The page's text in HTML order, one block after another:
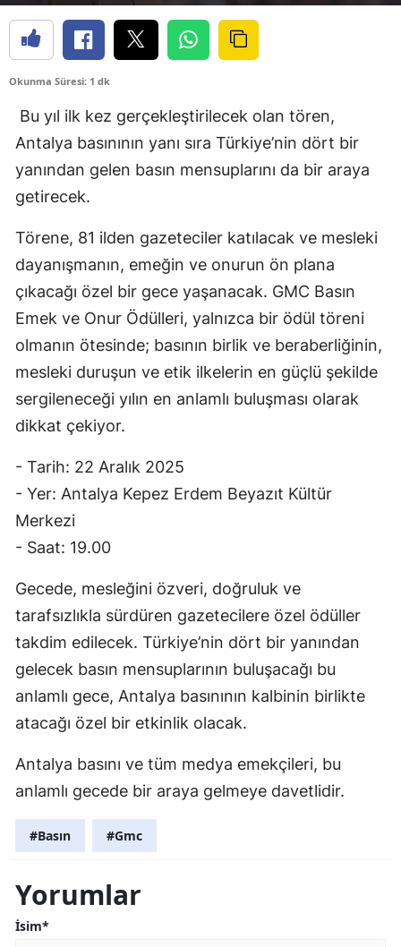
Okunma Süresi: 1 dk
Bu yıl ilk kez gerçekleştirilecek olan tören,
Antalya basınının yanı sıra Türkiye’nin dört bir
yanından gelen basın mensuplarını da bir araya
getirecek.
Törene, 81 ilden gazeteciler katılacak ve mesleki
dayanışmanın, emeğin ve onurun ön plana
çıkacağı özel bir gece yaşanacak. GMC Basın
Emek ve Onur Ödülleri, yalnızca bir ödül töreni
olmanın ötesinde; basının birlik ve beraberliğinin,
mesleki duruşun ve etik ilkelerin en güçlü şekilde
sergileneceği yılın en anlamlı buluşması olarak
dikkat çekiyor.
- Tarih: 22 Aralık 2025
- Yer: Antalya Kepez Erdem Beyazıt Kültür
Merkezi
- Saat: 19.00
Gecede, mesleğini özveri, doğruluk ve
tarafsızlıkla sürdüren gazetecilere özel ödüller
takdim edilecek. Türkiye’nin dört bir yanından
gelecek basın mensuplarının buluşacağı bu
anlamlı gece, Antalya basınının kalbinin birlikte
atacağı özel bir etkinlik olacak.
Antalya basını ve tüm medya emekçileri, bu
anlamlı gecede bir araya gelmeye davetlidir.
#Basın #Gmc
Yorumlar
İsim*